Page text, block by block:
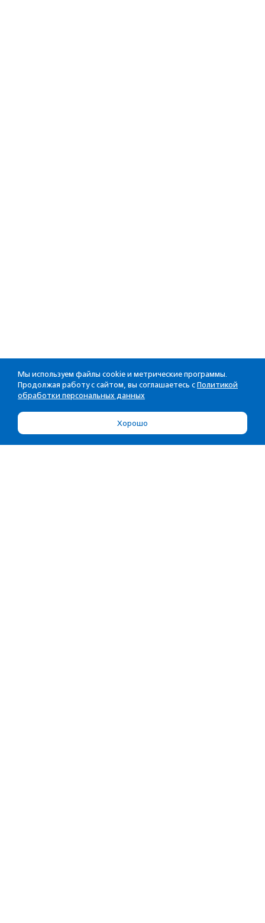
Мы используем файлы cookie и метрические программы.
Продолжая работу с сайтом, вы соглашаетесь с Политикой
обработки персональных данных
Хорошо